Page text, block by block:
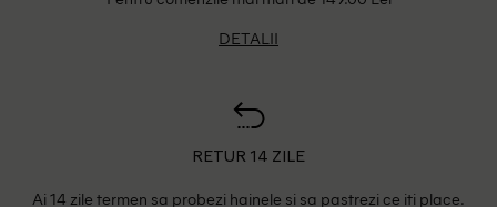
DETALII
RETUR 14 ZILE
Ai 14 zile termen sa probezi hainele si sa pastrezi ce iti place.